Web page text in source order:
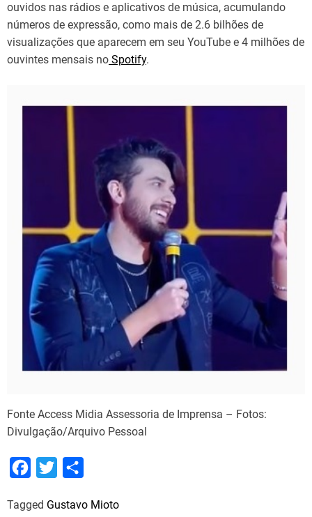
ouvidos nas rádios e aplicativos de música, acumulando
números de expressão, como mais de 2.6 bilhões de
visualizações que aparecem em seu YouTube e 4 milhões de
ouvintes mensais no Spotify.
Fonte Access Midia Assessoria de Imprensa – Fotos:
Divulgação/Arquivo Pessoal
c
i
a
Tagged Gustavo Mioto